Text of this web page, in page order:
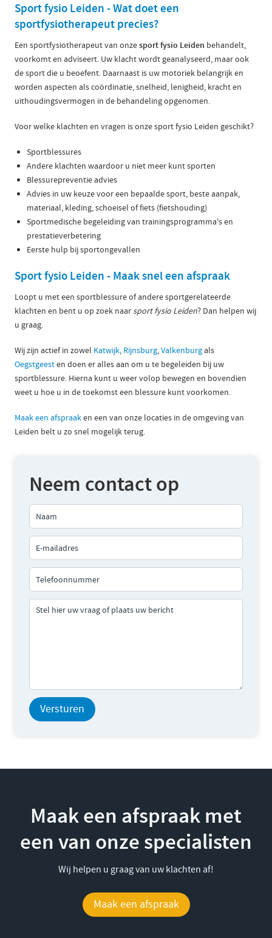
Sport fysio Leiden - Wat doet een
sportfysiotherapeut precies?
Een sportfysiotherapeut van onzesport fysio Leiden behandelt,
voorkomt en adviseert. Uw klacht wordt geanalyseerd, maar ook
de sport die u beoefent. Daarnaast is uw motoriek belangrijk en
worden aspecten als coördinatie, snelheid, lenigheid, kracht en
uithoudingsvermogen in de behandeling opgenomen.
Voor welke klachten en vragen is onze sport fysio Leiden geschikt?
Sportblessures
Andere klachten waardoor u niet meer kunt sporten
Blessurepreventie advies
Advies in uw keuze voor een bepaalde sport, beste aanpak,
materiaal, kleding, schoeisel of fiets (fietshouding)
Sportmedische begeleiding van trainingsprogramma's en
prestatieverbetering
Eerste hulp bij sportongevallen
Sport fysio Leiden - Maak snel een afspraak
Loopt u met een sportblessure of andere sportgerelateerde
klachten en bent u op zoek naarsport fysio Leiden? Dan helpen wij
u graag.
Wij zijn actief in zowel Katwijk, Rijnsburg,Valkenburgals
Oegstgeesten doen er alles aan om u te begeleiden bij uw
sportblessure. Hierna kunt u weer volop bewegen en bovendien
weet u hoe u in de toekomst een blessure kunt voorkomen.
Maak een afspraaken een van onze locaties in de omgeving van
Leiden belt u zo snel mogelijk terug.
Neem contact op
Versturen
Maak een afspraak met
een van onze specialisten
Wij helpen u graag van uw klachten af!
Maak een afspraak